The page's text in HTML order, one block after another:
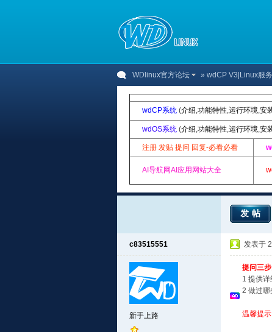
WDlinux官方论坛 » wdCP V3|Linux服
wdCP系统 (介绍,功能特性,运行环境,安
wdOS系统 (介绍,功能特性,运行环境,安
注册 发贴 提问 回复-必看必看
AI导航网AI应用网站大全
发帖
c83515551
新手上路
发表于
提问三
1 提供
2 做过哪
温馨提